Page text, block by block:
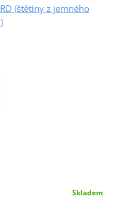
(štětiny z jemného
Skladem